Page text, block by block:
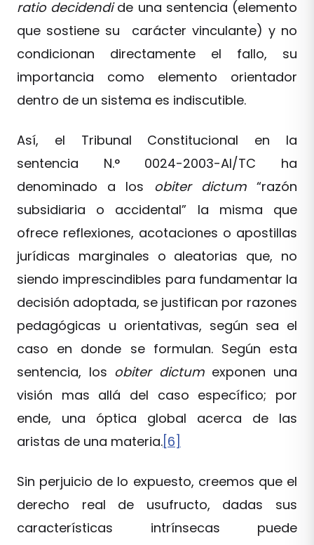
ratio decidendide una sentencia (elemento
que sostiene su carácter vinculante) y no
condicionan directamente el fallo, su
importancia como elemento orientador
dentro de un sistema es indiscutible.
Así, el Tribunal Constitucional en la
sentencia N.° 0024-2003-AI/TC ha
denominado a los obiter dictum“razón
subsidiaria o accidental” la misma que
ofrece reflexiones, acotaciones o apostillas
jurídicas marginales o aleatorias que, no
siendo imprescindibles para fundamentar la
decisión adoptada, se justifican por razones
pedagógicas u orientativas, según sea el
caso en donde se formulan. Según esta
sentencia, los obiter dictumexponen una
visión mas allá del caso específico; por
ende, una óptica global acerca de las
aristas de una materia.[6]
Sin perjuicio de lo expuesto, creemos que el
derecho real de usufructo, dadas sus
características intrínsecas puede